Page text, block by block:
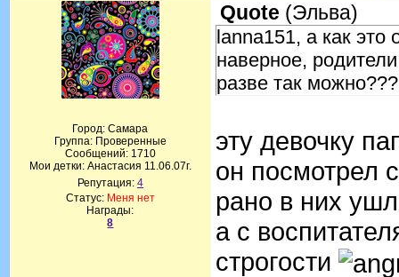
Город: Самара
Группа: Проверенные
Сообщений: 1710
Мои детки: Анастасия 11.06.07г.
Репутация: 4
Статус: Меня нет
Награды:
8
Quote (Эльва)
lanna151, а как это
наверное,
разве так можно???
эту девочку
он посмотрел
рано в них
а с
строгости